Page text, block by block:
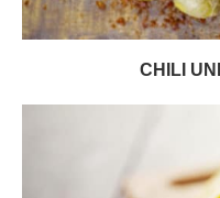
CHILI